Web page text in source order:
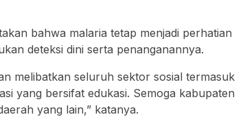
bahwa malaria tetap menjadi perhatian
deteksi dini serta penanganannya.
melibatkan seluruh sektor sosial termasuk
yang bersifat edukasi. Semoga kabupaten
yang lain,” katanya.